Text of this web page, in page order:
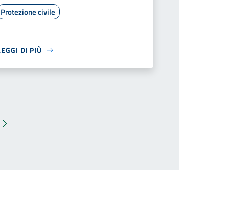
Protezione civile
DI PIÙ
Pagina successiva